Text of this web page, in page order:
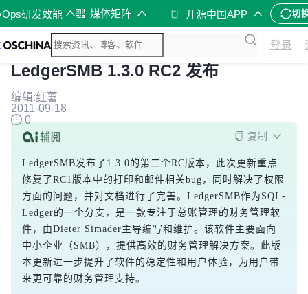
研发效能 媒体矩阵 开源中国APP 切
登录
LedgerSMB 1.3.0 RC2 发布
编辑:红薯
2011-09-18
0
复制
LedgerSMB发布了1.3.0的第二个RC版本，此次更新重点
修复了RC1版本中的打印和邮件相关bug，同时解决了权限
方面的问题，并对文档进行了完善。LedgerSMB作为SQL-
Ledger的一个分支，是一款专注于总账管理的财务管理软
件，由Dieter Simader主导编写和维护。该软件主要面向
中小企业（SMB），提供高效的财务管理解决方案。此版
本更新进一步提升了软件的稳定性和用户体验，为用户带
来更可靠的财务管理支持。